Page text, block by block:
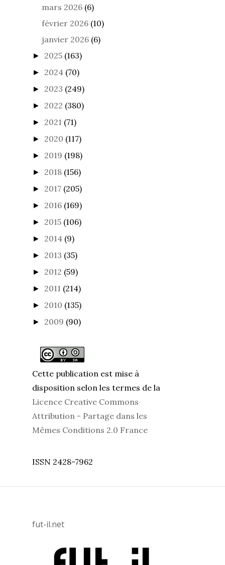
mars 2026 (6)
février 2026 (10)
janvier 2026 (6)
► 2025 (163)
► 2024 (70)
► 2023 (249)
► 2022 (380)
► 2021 (71)
► 2020 (117)
► 2019 (198)
► 2018 (156)
► 2017 (205)
► 2016 (169)
► 2015 (106)
► 2014 (9)
► 2013 (35)
► 2012 (59)
► 2011 (214)
► 2010 (135)
► 2009 (90)
Cette publication est mise à
disposition selon les termes de la
Licence Creative Commons
Attribution - Partage dans les
Mêmes Conditions 2.0 France
ISSN 2428-7962
fut-il.net